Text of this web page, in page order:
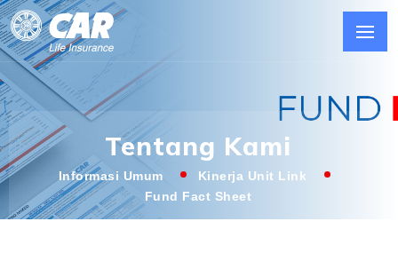
Tentang Kami
Informasi Umum
Kinerja Unit Link
Fund Fact Sheet